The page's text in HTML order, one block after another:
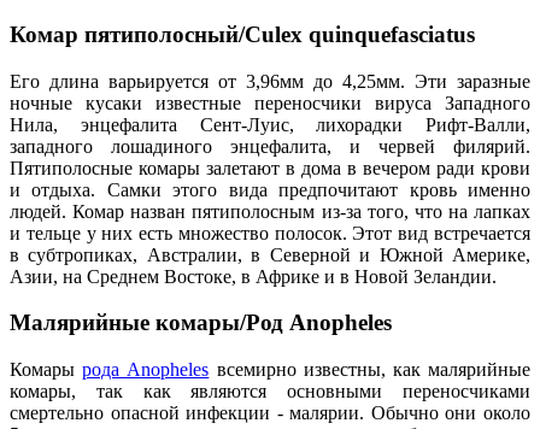
Комар пятиполосный/Culex quinquefasciatus
Его длина варьируется от 3,96мм до 4,25мм. Эти заразные
ночные кусаки известные переносчики вируса Западного
Нила, энцефалита Сент-Луис, лихорадки Рифт-Валли,
западного лошадиного энцефалита, и червей филярий.
Пятиполосные комары залетают в дома в вечером ради крови
и отдыха. Самки этого вида предпочитают кровь именно
людей. Комар назван пятиполосным из-за того, что на лапках
и тельце у них есть множество полосок. Этот вид встречается
в субтропиках, Австралии, в Северной и Южной Америке,
Азии, на Среднем Востоке, в Африке и в Новой Зеландии.
Малярийные комары/Род Anopheles
Комарырода Anopheles всемирно известны, как малярийные
комары, так как являются основными переносчиками
смертельно опасной инфекции - малярии. Обычно они около